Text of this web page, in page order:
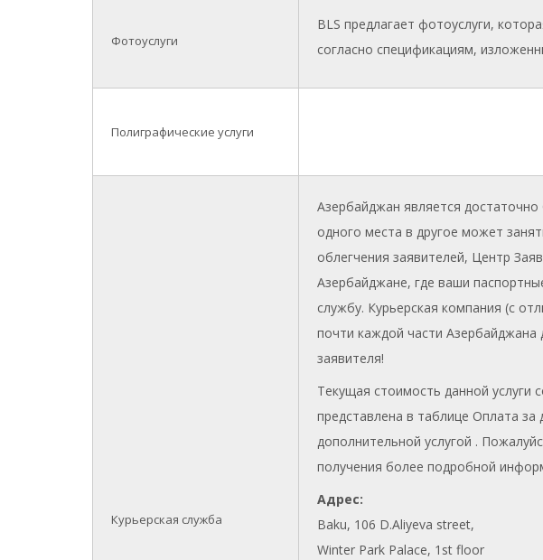
Фотоуслуги
BLS предлагает фотоуслуги,
согласно спецификациям,
Полиграфические услуги
Курьерская служба
Азербайджан является
одного места в другое может
облегчения заявителей, Центр
Азербайджане, где ваши
службу. Курьерская компания (с
почти каждой части Азербайджана
заявителя!
Текущая стоимость данной услуги
представлена ​​в таблице Оплата
дополнительной услугой .
получения более подробной
Адрес:
Baku, 106 D.Aliyeva street,
Winter Park Palace, 1st floor